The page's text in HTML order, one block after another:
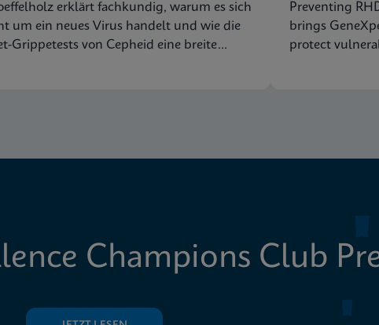
erklärt fachkundig, warum es sich
um ein neues Virus handelt und wie die
Grippetests von Cepheid eine breite
Preventing
brings
protect
Champions Club